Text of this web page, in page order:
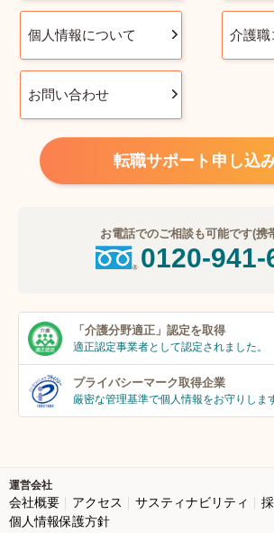
個人情報について 介護職
お問い合わせ
転職サポート申し込
お電話でのご相談も可能です(携
0120-941-
「介護分野適正」 認定を取得
適正認定事業者として認定されました。
プライバシーマーク取得企業
厳密な管理基準で個人情報をお守りしま
運営会社
会社概要 アクセス サスティナビリティ
個人情報保護方針